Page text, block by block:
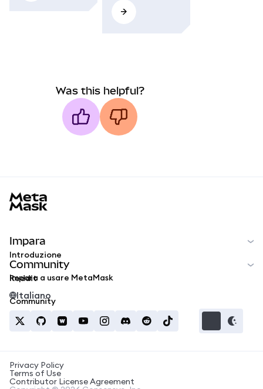
Was this helpful?
Impara
Introduzione
Impara a usare MetaMask
Community
Reddit
Community
Italiano
Privacy Policy
Terms of Use
Contributor License Agreement